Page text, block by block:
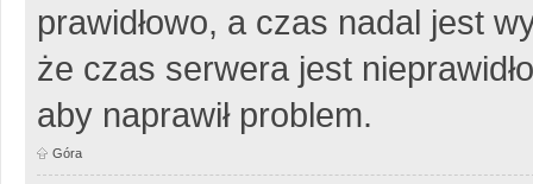
prawidłowo, a czas nadal jest
że czas serwera jest
aby naprawił problem.
Góra